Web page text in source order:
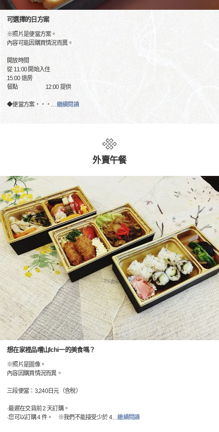
可選擇的日方案
※照片是便當方案。
內容可能因購買情況而異。
開放時間
從 11:00 開始入住
15:00 退房
餐點 12:00 提供
◆便當方案・・・ …繼續閱讀
外賣午餐
想在家裡品嚐山Ichi一的美食嗎？
※照片是圖像。
內容因購買情況而異。
三段便當：3,240日元（含稅）
·最遲在交貨前 2 天訂購。
·您可以訂購 4 件。 ※我們不能接受少於 4…繼續閱讀